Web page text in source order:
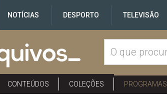
NOTÍCIAS DESPORTO TELEVISÃO
CONTEÚDOS COLEÇÕES PROGRAMAS